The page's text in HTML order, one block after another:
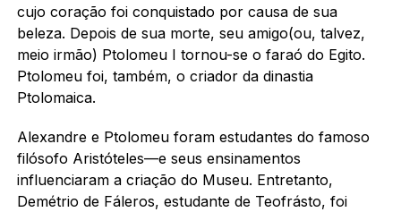
cujo coração foi conquistado por causa de sua
beleza. Depois de sua morte, seu amigo(ou, talvez,
meio irmão) Ptolomeu I tornou-se o faraó do Egito.
Ptolomeu foi, também, o criador da dinastia
Ptolomaica.
Alexandre e Ptolomeu foram estudantes do famoso
filósofo Aristóteles—e seus ensinamentos
influenciaram a criação do Museu. Entretanto,
Demétrio de Fáleros, estudante de Teofrásto, foi